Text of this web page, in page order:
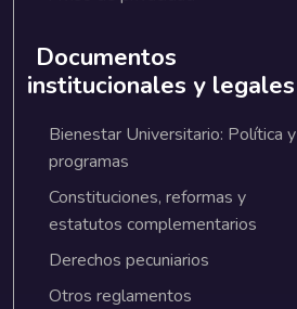
Documentos
institucionales y legales
Bienestar Universitario: Política y
programas
Constituciones, reformas y
estatutos complementarios
Derechos pecuniarios
Otros reglamentos